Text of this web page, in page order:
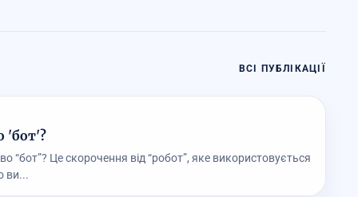
ВСІ ПУБЛІКАЦІЇ
'бот'?
“бот”? Це скорочення від “робот”, яке використовується
ви...